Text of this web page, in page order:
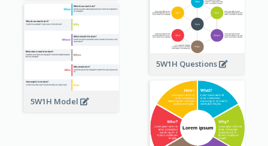
5W1H Questions
5W1H Model